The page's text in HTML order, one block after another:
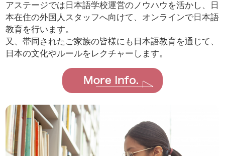
アステージでは日本語学校運営のノウハウを活かし、日
本在住の外国人スタッフへ向けて、オンラインで日本語
教育を行います。
又、帯同されたご家族の皆様にも日本語教育を通じて、
日本の文化やルールをレクチャーします。